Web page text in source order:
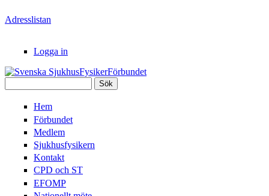
Adresslistan
Logga in
SjukhusFysikerFörbundet
Hem
Förbundet
Medlem
Sjukhusfysikern
Kontakt
CPD och ST
EFOMP